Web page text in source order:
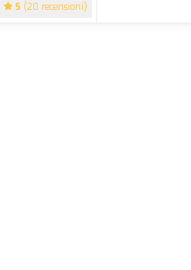
5 (20 recensioni)